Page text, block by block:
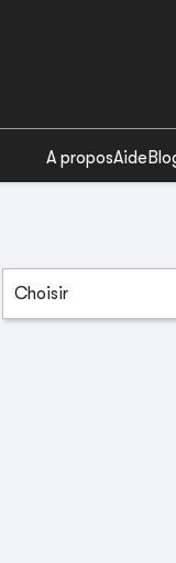
A proposAide
Choisir